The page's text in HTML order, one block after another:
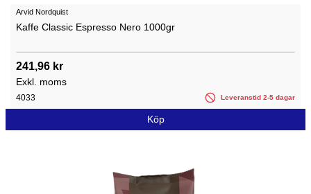
Arvid Nordquist
Kaffe Classic Espresso Nero 1000gr
241,96 kr
Exkl. moms
4033 Leveranstid 2-5 dagar
Köp